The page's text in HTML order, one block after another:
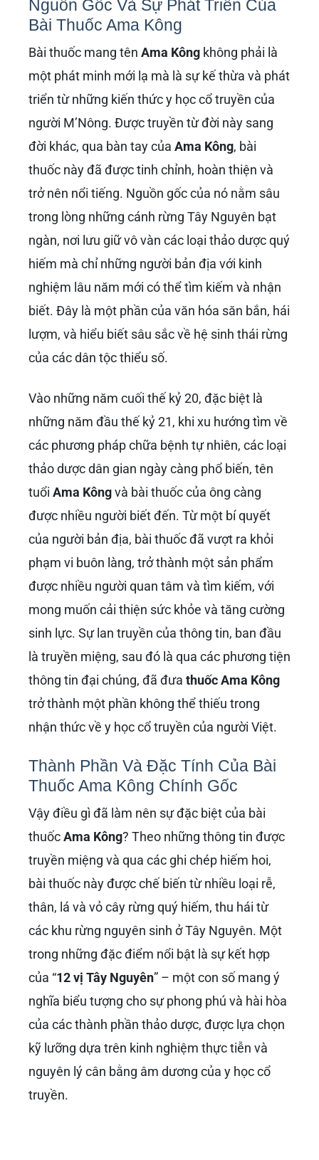
Nguồn Gốc Và Sự Phát Triển Của
Bài Thuốc Ama Kông
Bài thuốc mang tên Ama Kông không phải là
một phát minh mới lạ mà là sự kế thừa và phát
triển từ những kiến thức y học cổ truyền của
người M’Nông. Được truyền từ đời này sang
đời khác, qua bàn tay của Ama Kông, bài
thuốc này đã được tinh chỉnh, hoàn thiện và
trở nên nổi tiếng. Nguồn gốc của nó nằm sâu
trong lòng những cánh rừng Tây Nguyên bạt
ngàn, nơi lưu giữ vô vàn các loại thảo dược quý
hiếm mà chỉ những người bản địa với kinh
nghiệm lâu năm mới có thể tìm kiếm và nhận
biết. Đây là một phần của văn hóa săn bắn, hái
lượm, và hiểu biết sâu sắc về hệ sinh thái rừng
của các dân tộc thiểu số.
Vào những năm cuối thế kỷ 20, đặc biệt là
những năm đầu thế kỷ 21, khi xu hướng tìm về
các phương pháp chữa bệnh tự nhiên, các loại
thảo dược dân gian ngày càng phổ biến, tên
tuổi Ama Kôngvà bài thuốc của ông càng
được nhiều người biết đến. Từ một bí quyết
của người bản địa, bài thuốc đã vượt ra khỏi
phạm vi buôn làng, trở thành một sản phẩm
được nhiều người quan tâm và tìm kiếm, với
mong muốn cải thiện sức khỏe và tăng cường
sinh lực. Sự lan truyền của thông tin, ban đầu
là truyền miệng, sau đó là qua các phương tiện
thông tin đại chúng, đã đưa thuốc Ama Kông
trở thành một phần không thể thiếu trong
nhận thức về y học cổ truyền của người Việt.
Thành Phần Và Đặc Tính Của Bài
Thuốc Ama Kông Chính Gốc
Vậy điều gì đã làm nên sự đặc biệt của bài
thuốcAma Kông? Theo những thông tin được
truyền miệng và qua các ghi chép hiếm hoi,
bài thuốc này được chế biến từ nhiều loại rễ,
thân, lá và vỏ cây rừng quý hiếm, thu hái từ
các khu rừng nguyên sinh ở Tây Nguyên. Một
trong những đặc điểm nổi bật là sự kết hợp
của “12 vị Tây Nguyên” – một con số mang ý
nghĩa biểu tượng cho sự phong phú và hài hòa
của các thành phần thảo dược, được lựa chọn
kỹ lưỡng dựa trên kinh nghiệm thực tiễn và
nguyên lý cân bằng âm dương của y học cổ
truyền.